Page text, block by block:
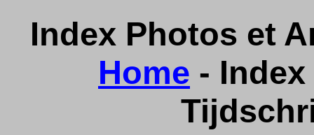
Index Photos et
Home -